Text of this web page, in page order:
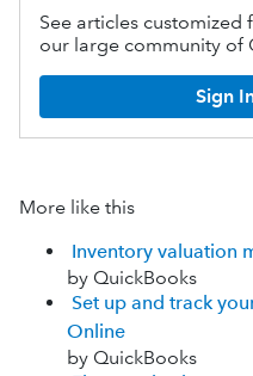
See articles
our large community of
Sign
More like this
Inventory valuation
by QuickBooks
Set up and track
Online
by QuickBooks